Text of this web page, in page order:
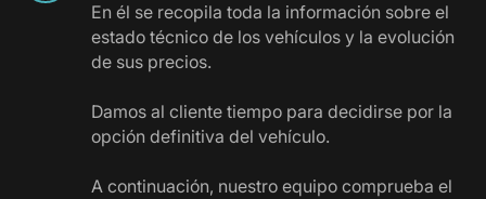
En él se recopila toda la información sobre el
estado técnico de los vehículos y la evolución
de sus precios.
Damos al cliente tiempo para decidirse por la
opción definitiva del vehículo.
A continuación, nuestro equipo comprueba el